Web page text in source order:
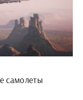
самолеты